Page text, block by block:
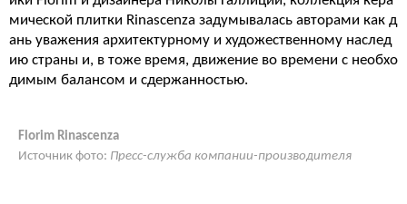
мической плитки Rinascenza задумывалась авторами как д
ань уважения архитектурному и художественному наслед
ию страны и, в тоже время, движение во времени с необхо
димым балансом и сдержанностью.
Florim Rinascenza
Источник фото: Пресс-служба компании-производителя